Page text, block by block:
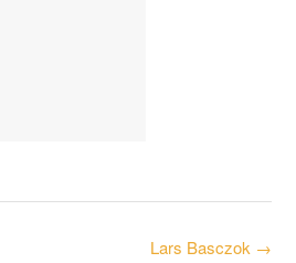
Lars Basczok →